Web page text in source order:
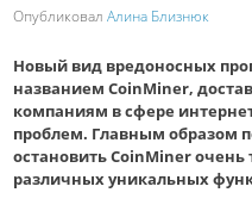
ОпубликовалАлина Близнюк
Новый вид вредоносных
названием CoinMiner,
компаниям в сфере
проблем. Главным образом
остановить CoinMiner очень
различных уникальных